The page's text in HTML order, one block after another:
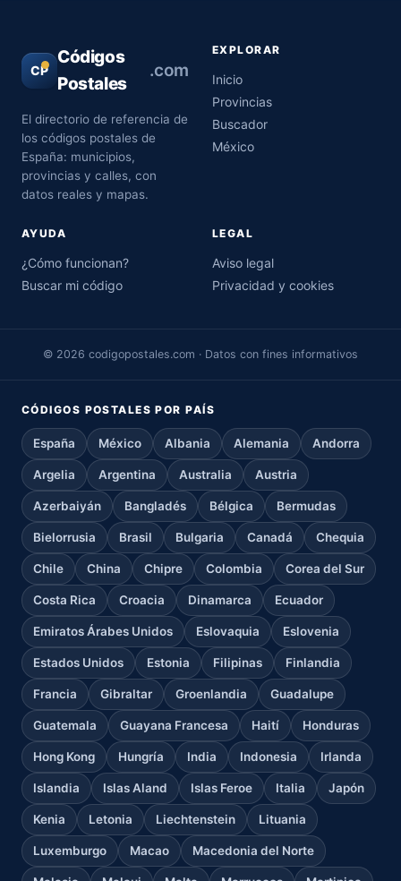
CP
Códigos
Postales
.com
El directorio de referencia de
los códigos postales de
España: municipios,
provincias y calles, con
datos reales y mapas.
EXPLORAR
Inicio
Provincias
Buscador
México
AYUDA
¿Cómo funcionan?
Buscar mi código
LEGAL
Aviso legal
Privacidad y cookies
© 2026 codigopostales.com · Datos con fines informativos
CÓDIGOS POSTALES POR PAÍS
España México Albania Alemania Andorra
Argelia Argentina Australia Austria
Azerbaiyán Bangladés Bélgica Bermudas
Bielorrusia Brasil Bulgaria Canadá Chequia
Chile China Chipre Colombia Corea del Sur
Costa Rica Croacia Dinamarca Ecuador
Emiratos Árabes Unidos Eslovaquia Eslovenia
Estados Unidos Estonia Filipinas Finlandia
Francia Gibraltar Groenlandia Guadalupe
Guatemala Guayana Francesa Haití Honduras
Hong Kong Hungría India Indonesia Irlanda
Islandia Islas Aland Islas Feroe Italia Japón
Kenia Letonia Liechtenstein Lituania
Luxemburgo Macao Macedonia del Norte